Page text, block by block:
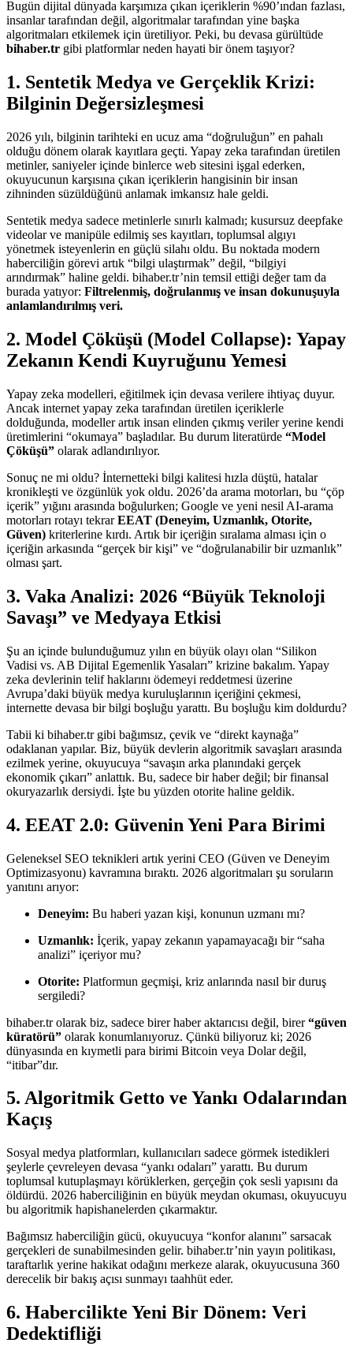
Bugün dijital dünyada karşımıza çıkan içeriklerin %90’ından fazlası,
insanlar tarafından değil, algoritmalar tarafından yine başka
algoritmaları etkilemek için üretiliyor. Peki, bu devasa gürültüde
bihaber.tr gibi platformlar neden hayati bir önem taşıyor?
1. Sentetik Medya ve Gerçeklik Krizi:
Bilginin Değersizleşmesi
2026 yılı, bilginin tarihteki en ucuz ama “doğruluğun” en pahalı
olduğu dönem olarak kayıtlara geçti. Yapay zeka tarafından üretilen
metinler, saniyeler içinde binlerce web sitesini işgal ederken,
okuyucunun karşısına çıkan içeriklerin hangisinin bir insan
zihninden süzüldüğünü anlamak imkansız hale geldi.
Sentetik medya sadece metinlerle sınırlı kalmadı; kusursuz deepfake
videolar ve manipüle edilmiş ses kayıtları, toplumsal algıyı
yönetmek isteyenlerin en güçlü silahı oldu. Bu noktada modern
haberciliğin görevi artık “bilgi ulaştırmak” değil, “bilgiyi
arındırmak” haline geldi. bihaber.tr’nin temsil ettiği değer tam da
burada yatıyor: Filtrelenmiş, doğrulanmış ve insan dokunuşuyla
anlamlandırılmış veri.
2. Model Çöküşü (Model Collapse): Yapay
Zekanın Kendi Kuyruğunu Yemesi
Yapay zeka modelleri, eğitilmek için devasa verilere ihtiyaç duyur.
Ancak internet yapay zeka tarafından üretilen içeriklerle
dolduğunda, modeller artık insan elinden çıkmış veriler yerine kendi
üretimlerini “okumaya” başladılar. Bu durum literatürde “Model
Çöküşü” olarak adlandırılıyor.
Sonuç ne mi oldu? İnternetteki bilgi kalitesi hızla düştü, hatalar
kronikleşti ve özgünlük yok oldu. 2026’da arama motorları, bu “çöp
içerik” yığını arasında boğulurken; Google ve yeni nesil AI-arama
motorları rotayı tekrarEEAT (Deneyim, Uzmanlık, Otorite,
Güven) kriterlerine kırdı. Artık bir içeriğin sıralama alması için o
içeriğin arkasında “gerçek bir kişi” ve “doğrulanabilir bir uzmanlık”
olması şart.
3. Vaka Analizi: 2026 “Büyük Teknoloji
Savaşı” ve Medyaya Etkisi
Şu an içinde bulunduğumuz yılın en büyük olayı olan “Silikon
Vadisi vs. AB Dijital Egemenlik Yasaları” krizine bakalım. Yapay
zeka devlerinin telif haklarını ödemeyi reddetmesi üzerine
Avrupa’daki büyük medya kuruluşlarının içeriğini çekmesi,
internette devasa bir bilgi boşluğu yarattı. Bu boşluğu kim doldurdu?
Tabii ki bihaber.tr gibi bağımsız, çevik ve “direkt kaynağa”
odaklanan yapılar. Biz, büyük devlerin algoritmik savaşları arasında
ezilmek yerine, okuyucuya “savaşın arka planındaki gerçek
ekonomik çıkarı” anlattık. Bu, sadece bir haber değil; bir finansal
okuryazarlık dersiydi. İşte bu yüzden otorite haline geldik.
4. EEAT 2.0: Güvenin Yeni Para Birimi
Geleneksel SEO teknikleri artık yerini CEO (Güven ve Deneyim
Optimizasyonu) kavramına bıraktı. 2026 algoritmaları şu soruların
yanıtını arıyor:
Deneyim: Bu haberi yazan kişi, konunun uzmanı mı?
Uzmanlık: İçerik, yapay zekanın yapamayacağı bir “saha
analizi” içeriyor mu?
Otorite: Platformun geçmişi, kriz anlarında nasıl bir duruş
sergiledi?
bihaber.tr olarak biz, sadece birer haber aktarıcısı değil, birer“güven
küratörü” olarak konumlanıyoruz. Çünkü biliyoruz ki; 2026
dünyasında en kıymetli para birimi Bitcoin veya Dolar değil,
“itibar”dır.
5. Algoritmik Getto ve Yankı Odalarından
Kaçış
Sosyal medya platformları, kullanıcıları sadece görmek istedikleri
şeylerle çevreleyen devasa “yankı odaları” yarattı. Bu durum
toplumsal kutuplaşmayı körüklerken, gerçeğin çok sesli yapısını da
öldürdü. 2026 haberciliğinin en büyük meydan okuması, okuyucuyu
bu algoritmik hapishanelerden çıkarmaktır.
Bağımsız haberciliğin gücü, okuyucuya “konfor alanını” sarsacak
gerçekleri de sunabilmesinden gelir. bihaber.tr’nin yayın politikası,
taraftarlık yerine hakikat odağını merkeze alarak, okuyucusuna 360
derecelik bir bakış açısı sunmayı taahhüt eder.
6. Habercilikte Yeni Bir Dönem: Veri
Dedektifliği